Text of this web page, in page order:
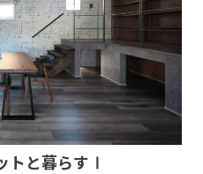
と暮らすⅠ